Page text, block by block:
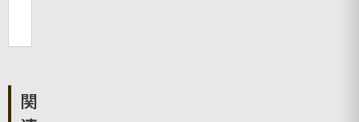
関